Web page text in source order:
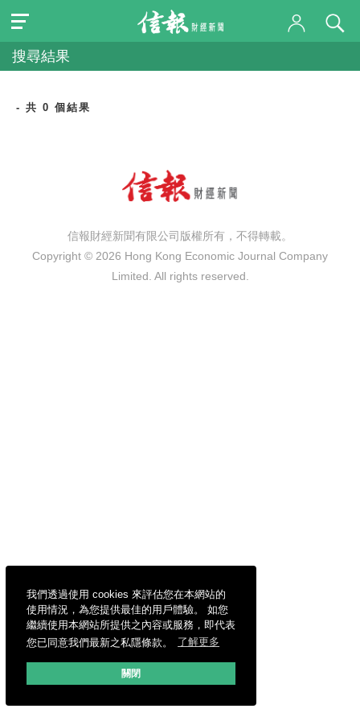
我們透過使用 cookies 來評估您在本網站的
使用情況，為您提供最佳的用戶體驗。 如您
繼續使用本網站所提供之內容或服務，即代表
您已同意我們最新之私隱條款。
了解更多
關閉
搜尋結果
- 共 0 個結果
信報財經新聞有限公司版權所有，不得轉載。
Copyright © 2026 Hong Kong Economic Journal Company
Limited. All rights reserved.